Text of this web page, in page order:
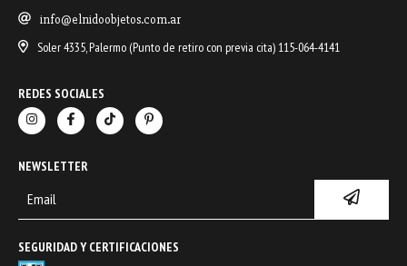
info@elnidoobjetos.com.ar
Soler 4335, Palermo (Punto de retiro con previa cita) 115-064-4141
REDES SOCIALES
NEWSLETTER
SEGURIDAD Y CERTIFICACIONES